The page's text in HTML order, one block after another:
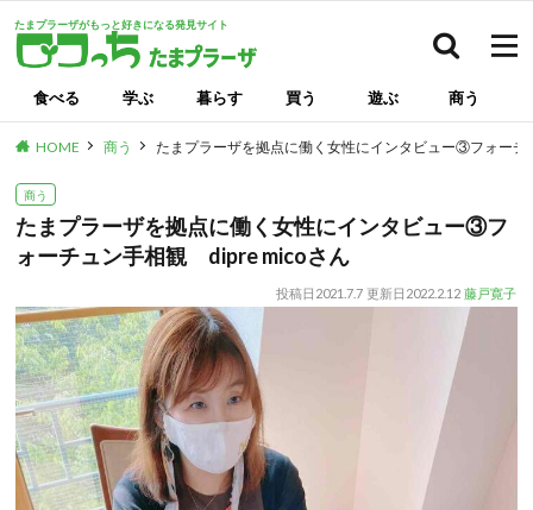
たまプラーザがもっと好きになる発見サイト
食べる 学ぶ 暮らす 買う 遊ぶ 商う
HOME 商う たまプラーザを拠点に働く女性にインタビュー③フォー
商う
たまプラーザを拠点に働く女性にインタビュー③フ
ォーチュン手相観 dipre micoさん
投稿日 2021.7.7 更新日 2022.2.12 藤戸寛子